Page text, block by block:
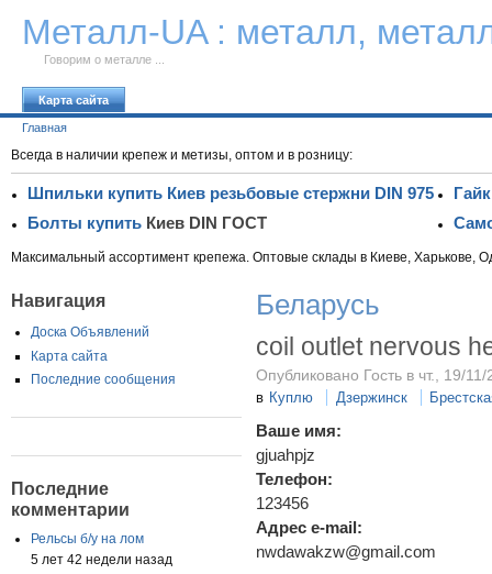
Металл-UA : металл,
Говорим о металле ...
Карта сайта
Главная
Всегда в наличии крепеж и метизы, оптом и в розницу:
Шпильки купить Киев резьбовые стержни DIN 975
Болты купитьКиев DIN ГОСТ
Максимальный ассортимент крепежа. Оптовые склады в Киеве, Харькове,
Навигация
Доска Объявлений
Карта сайта
Последние сообщения
Последние
комментарии
Рельсы б/у на лом
5 лет 42 недели назад
Беларусь
coil outlet nervous
Опубликовано Гость в чт., 19/
в Куплю Дзержинск
Ваше имя:
gjuahpjz
Телефон:
123456
Адрес e-mail:
nwdawakzw@gmail.com